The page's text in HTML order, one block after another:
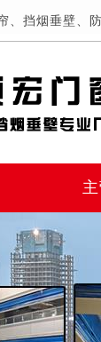
、挡烟垂壁、